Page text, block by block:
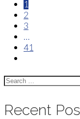
paging-
navigation
1
2
3
…
41
Search
for:
Recent